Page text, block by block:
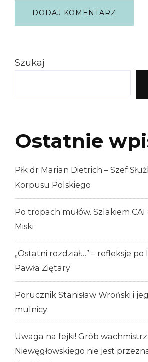
Szukaj
Ostatnie
Płk dr Marian Dietrich – Szef
Korpusu Polskiego
Po tropach mułów. Szlakiem
Miski
„Ostatni rozdział…” – refleksje
Pawła Ziętary
Porucznik Stanisław Wroński i
mulnicy
Uwaga na fejki! Grób
Niewęgłowskiego nie jest